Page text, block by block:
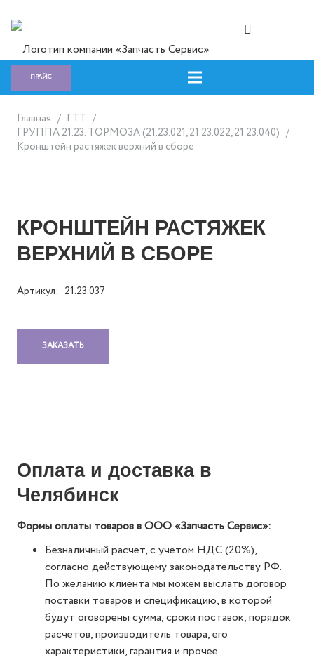
ПРАЙС
Главная / ГTT /
ГРУППА 21.23. ТОРМОЗА (21.23.021, 21.23.022, 21.23.040) /
Кронштейн растяжек верхний в сборе
КРОНШТЕЙН РАСТЯЖЕК
ВЕРХНИЙ В СБОРЕ
Артикул: 21.23.037
ЗАКАЗАТЬ
Оплата и доставка в
Челябинск
Формы оплаты товаров в ООО «Запчасть Сервис»:
Безналичный расчет, с учетом НДС (20%),
согласно действующему законодательству РФ.
По желанию клиента мы можем выслать договор
поставки товаров и спецификацию, в которой
будут оговорены сумма, сроки поставок, порядок
расчетов, производитель товара, его
характеристики, гарантия и прочее.